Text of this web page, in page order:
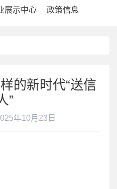
展示中心 政策信息
的新时代“送信
”
年10月23日